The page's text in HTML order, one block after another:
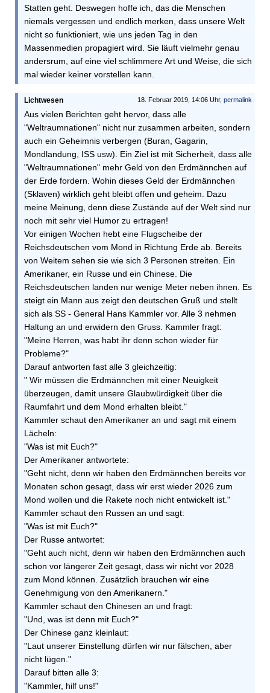
Statten geht. Deswegen hoffe ich, das die Menschen
niemals vergessen und endlich merken, dass unsere Welt
nicht so funktioniert, wie uns jeden Tag in den
Massenmedien propagiert wird. Sie läuft vielmehr genau
andersrum, auf eine viel schlimmere Art und Weise, die sich
mal wieder keiner vorstellen kann.
18. Februar 2019, 14:06 Uhr, permalink
Lichtwesen
Aus vielen Berichten geht hervor, dass alle
"Weltraumnationen" nicht nur zusammen arbeiten, sondern
auch ein Geheimnis verbergen (Buran, Gagarin,
Mondlandung, ISS usw). Ein Ziel ist mit Sicherheit, dass alle
"Weltraumnationen" mehr Geld von den Erdmännchen auf
der Erde fordern. Wohin dieses Geld der Erdmännchen
(Sklaven) wirklich geht bleibt offen und geheim. Dazu
meine Meinung, denn diese Zustände auf der Welt sind nur
noch mit sehr viel Humor zu ertragen!
Vor einigen Wochen hebt eine Flugscheibe der
Reichsdeutschen vom Mond in Richtung Erde ab. Bereits
von Weitem sehen sie wie sich 3 Personen streiten. Ein
Amerikaner, ein Russe und ein Chinese. Die
Reichsdeutschen landen nur wenige Meter neben ihnen. Es
steigt ein Mann aus zeigt den deutschen Gruß und stellt
sich als SS - General Hans Kammler vor. Alle 3 nehmen
Haltung an und erwidern den Gruss. Kammler fragt:
"Meine Herren, was habt ihr denn schon wieder für
Probleme?"
Darauf antworten fast alle 3 gleichzeitig:
" Wir müssen die Erdmännchen mit einer Neuigkeit
überzeugen, damit unsere Glaubwürdigkeit über die
Raumfahrt und dem Mond erhalten bleibt."
Kammler schaut den Amerikaner an und sagt mit einem
Lächeln:
"Was ist mit Euch?"
Der Amerikaner antwortete:
"Geht nicht, denn wir haben den Erdmännchen bereits vor
Monaten schon gesagt, dass wir erst wieder 2026 zum
Mond wollen und die Rakete noch nicht entwickelt ist."
Kammler schaut den Russen an und sagt:
"Was ist mit Euch?"
Der Russe antwortet:
"Geht auch nicht, denn wir haben den Erdmännchen auch
schon vor längerer Zeit gesagt, dass wir nicht vor 2028
zum Mond können. Zusätzlich brauchen wir eine
Genehmigung von den Amerikanern."
Kammler schaut den Chinesen an und fragt:
"Und, was ist denn mit Euch?"
Der Chinese ganz kleinlaut:
"Laut unserer Einstellung dürfen wir nur fälschen, aber
nicht lügen."
Darauf bitten alle 3:
"Kammler, hilf uns!"